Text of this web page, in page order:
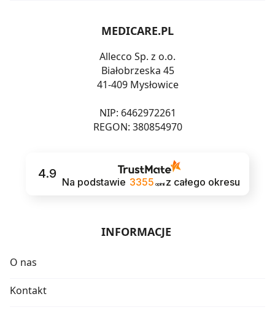
MEDICARE.PL
Allecco Sp. z o.o.
Białobrzeska 45
41-409 Mysłowice
NIP: 6462972261
REGON: 380854970
4.9
Na podstawie 3355 opinii z całego okresu
INFORMACJE
O nas
Kontakt